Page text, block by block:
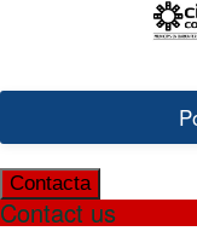
Contacta
Contact us